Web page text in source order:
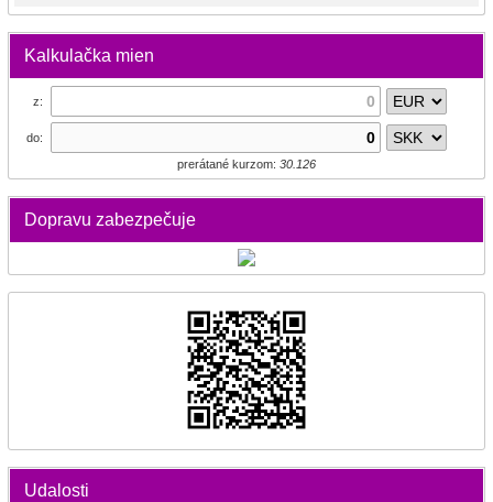
Kalkulačka mien
z:
do:
prerátané kurzom: 30.126
Dopravu zabezpečuje
Udalosti